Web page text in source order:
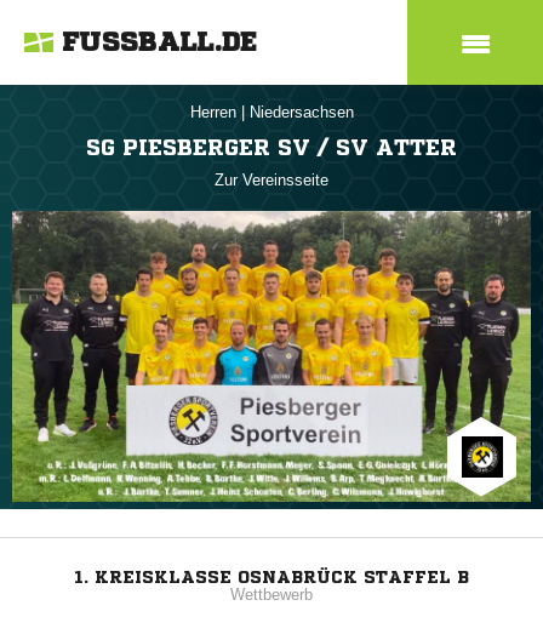
FUSSBALL.DE
Herren Niedersachsen
SG PIESBERGER SV / SV ATTER
Zur Vereinsseite
1. KREISKLASSE OSNABRÜCK STAFFEL B
Wettbewerb